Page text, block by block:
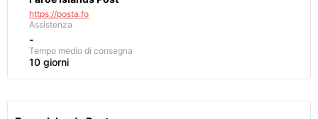
https://posta.fo
Assistenza
-
Tempo medio di consegna
10 giorni